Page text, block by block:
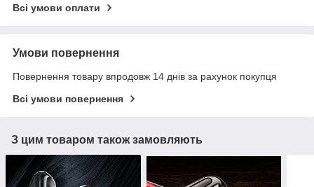
Всі умови оплати
Умови повернення
Повернення товару впродовж 14 днів за рахунок покупця
Всі умови повернення
З цим товаром також замовляють